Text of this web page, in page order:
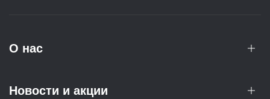
О нас
Новости и акции